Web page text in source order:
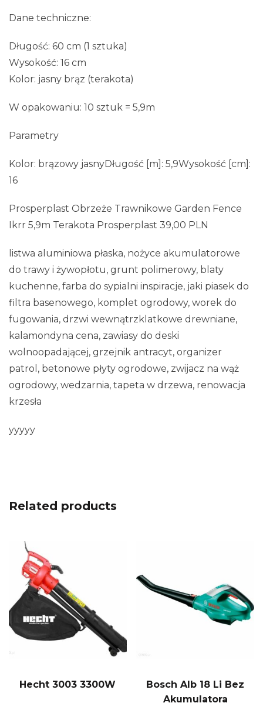
Dane techniczne:
Długość: 60 cm (1 sztuka)
Wysokość: 16 cm
Kolor: jasny brąz (terakota)
W opakowaniu: 10 sztuk = 5,9m
Parametry
Kolor: brązowy jasnyDługość [m]: 5,9Wysokość [cm]:
16
Prosperplast Obrzeże Trawnikowe Garden Fence
Ikrr 5,9m Terakota Prosperplast 39,00 PLN
listwa aluminiowa płaska, nożyce akumulatorowe
do trawy i żywopłotu, grunt polimerowy, blaty
kuchenne, farba do sypialni inspiracje, jaki piasek do
filtra basenowego, komplet ogrodowy, worek do
fugowania, drzwi wewnątrzklatkowe drewniane,
kalamondyna cena, zawiasy do deski
wolnoopadającej, grzejnik antracyt, organizer
patrol, betonowe płyty ogrodowe, zwijacz na wąż
ogrodowy, wedzarnia, tapeta w drzewa, renowacja
krzesła
yyyyy
Related products
Hecht 3003 3300W
Bosch Alb 18 Li Bez
Akumulatora